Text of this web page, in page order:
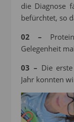
die Diagnose
befürchtet, so
02 –
Gelegenheit
03 – Die
Jahr konnten